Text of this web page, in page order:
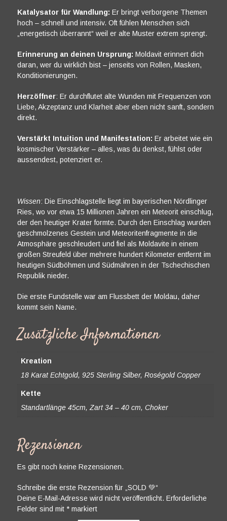
Katalysator für Wandlung: Er bringt verborgene Themen
hoch – schnell und intensiv. Oft fühlen Menschen sich
„energetisch überrannt“ weil er alte Muster extrem sprengt.
Erinnerung an deinen Ursprung: Moldavit erinnert dich
daran, wer du wirklich bist – jenseits von Rollen, Masken,
Konditionierungen.
Herzöffner: Er durchflutet alte Wunden mit Frequenzen von
Liebe, Akzeptanz und Klarheit aber eben nicht sanft, sondern
direkt.
Verstärkt Intuition und Manifestation: Er arbeitet wie ein
kosmischer Verstärker – alles, was du denkst, fühlst oder
aussendest, potenziert er.
Wissen: Die Einschlagstelle liegt im bayerischen Nördlinger
Ries, wo vor etwa 15 Millionen Jahren ein Meteorit einschlug,
der den heutiger Krater formte. Durch den Einschlag wurden
geschmolzenes Gestein und Meteoritenfragmente in die
Atmosphäre geschleudert und fiel als Moldavite in einem
großen Streufeld über mehrere hundert Kilometer entfernt im
heutigen Südböhmen und Südmähren in der Tschechischen
Republik nieder.
Die erste Fundstelle war am Flussbett der Moldau, daher
kommt sein Name.
Zusätzliche Informationen
Kreation
18 Karat Echtgold, 925 Sterling Silber, Roségold Copper
Kette
Standartlänge 45cm, Zart 34 – 40 cm, Choker
Rezensionen
Es gibt noch keine Rezensionen.
Schreibe die erste Rezension für „SOLD 💚“
Deine E-Mail-Adresse wird nicht veröffentlicht. Erforderliche
Felder sind mit *markiert